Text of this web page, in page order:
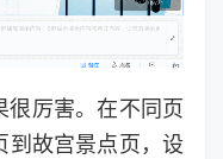
很厉害。在不同页
到故宫景点页，设